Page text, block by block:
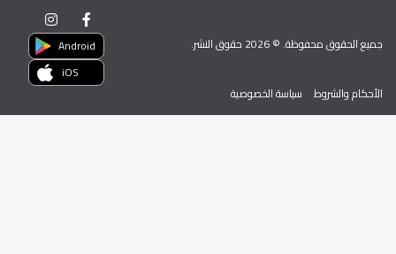
جميع الحقوق محفوظة. ©2026 حقوق النشر.
Android
iOS
الأحكام والشروط
سياسة الخصوصية